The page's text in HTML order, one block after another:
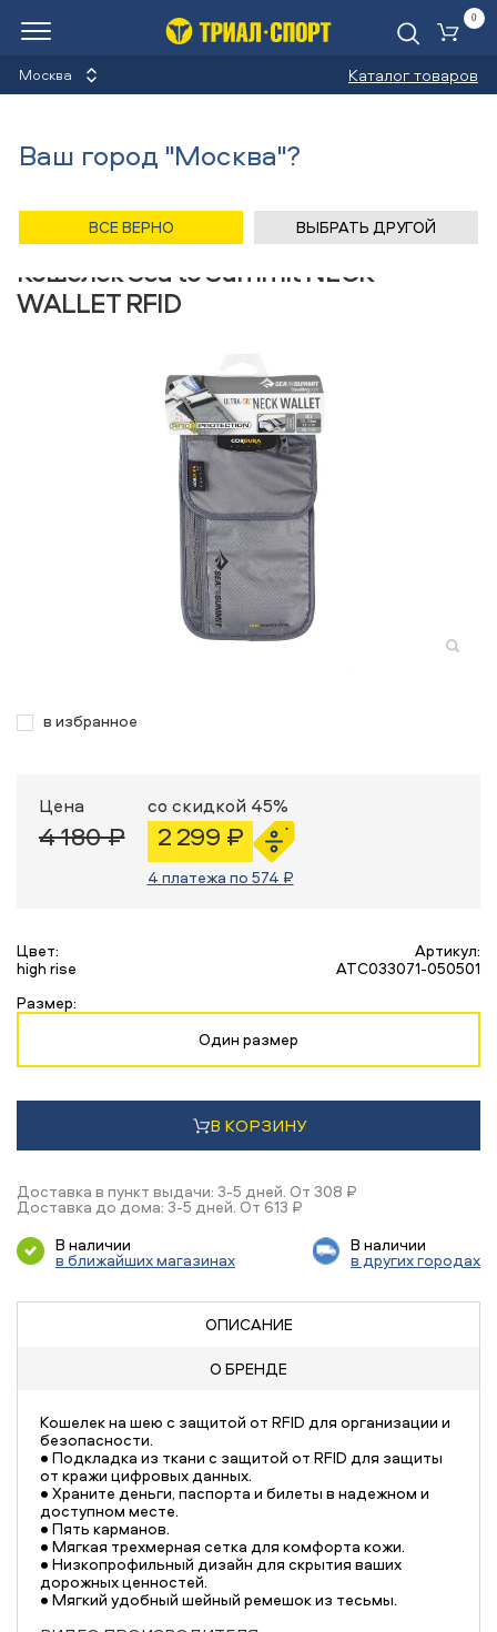
Москва Каталог товаров
0
Кошелек Sea to Summit NECK
WALLET RFID
в избранное
Цена
4 180 ₽
со скидкой 45%
2 299 ₽
4 платежа по 574 ₽
Цвет:
high rise
Артикул:
ATC033071-050501
Размер:
Один размер
В КОРЗИНУ
Доставка в пункт выдачи: 3-5 дней. От 308 ₽
Доставка до дома: 3-5 дней. От 613 ₽
В наличии
в ближайших магазинах
В наличии
в других городах
ОПИСАНИЕ
О БРЕНДЕ
Кошелек на шею с защитой от RFID для организации и
безопасности.
• Подкладка из ткани с защитой от RFID для защиты
от кражи цифровых данных.
• Храните деньги, паспорта и билеты в надежном и
доступном месте.
• Пять карманов.
• Мягкая трехмерная сетка для комфорта кожи.
• Низкопрофильный дизайн для скрытия ваших
дорожных ценностей.
• Мягкий удобный шейный ремешок из тесьмы.
Ваш город "Москва"?
ВСЕ ВЕРНО ВЫБРАТЬ ДРУГОЙ